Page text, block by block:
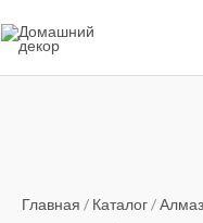
к
Главная / Каталог/
(Снято